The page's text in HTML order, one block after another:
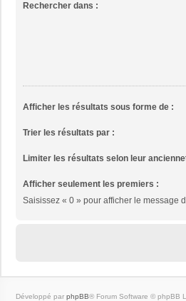
Rechercher dans :
Afficher les résultats sous forme de :
Trier les résultats par :
Limiter les résultats selon leur
Afficher seulement les premiers :
Saisissez « 0 » pour afficher le message
Développé par phpBB® Forum Software © phpBB